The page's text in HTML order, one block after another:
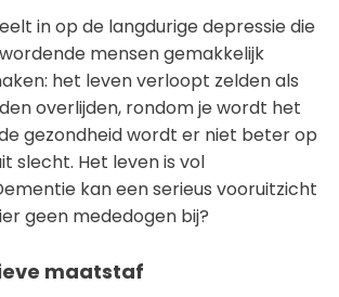
in op de langdurige depressie die
mensen gemakkelijk
het leven verloopt zelden als
overlijden, rondom je wordt het
gezondheid wordt er niet beter op
slecht. Het leven is vol
kan een serieus vooruitzicht
geen mededogen bij?
maatstaf